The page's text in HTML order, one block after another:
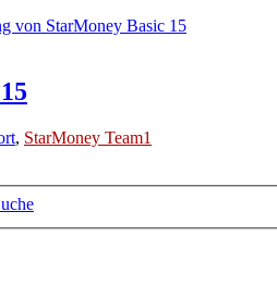
von StarMoney Basic 15
, StarMoney Team1